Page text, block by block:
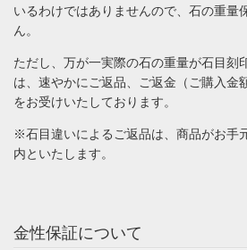
いるわけではありませんので、石の重量
ん。
ただし、万が一実際の石の重量が石目刻
は、速やかにご返品、ご返金（ご購入金
をお受けいたしております。
※石目違いによるご返品は、商品がお手
内といたします。
金性保証について